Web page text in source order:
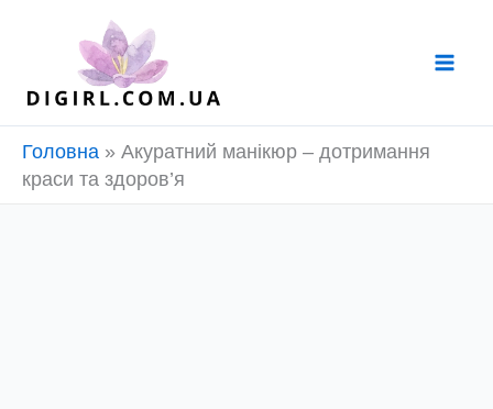
Головна » Акуратний манікюр – дотримання
краси та здоров’я